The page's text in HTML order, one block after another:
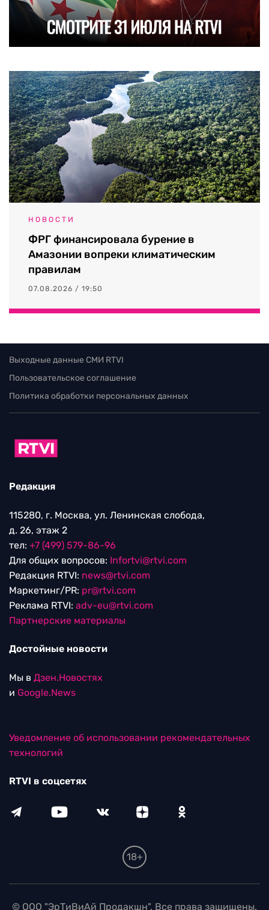
НОВОСТИ
ФРГ финансировала бурение в
Амазонии вопреки климатическим
правилам
07.08.2026 / 19:50
Выходные данные СМИ RTVI
Пользовательское соглашение
Политика обработки персональных данных
Редакция
115280, г. Москва, ул. Ленинская слобода,
д. 26, этаж 2
тел: +7 (499) 579-86-96
Для общих вопросов: Infortvi@rtvi.com
Редакция RTVI: news@rtvi.com
Маркетинг/PR: pr@rtvi.com
Реклама RTVI: adv-eu@rtvi.com
Партнерские материалы
Достойные новости
Мы в Дзен.Новостях
и Google.News
Уведомление об использовании рекомендательных
технологий
RTVI в соцсетях
18+
© ООО "ЭрТиВиАй Продакшн". Все права защищены.